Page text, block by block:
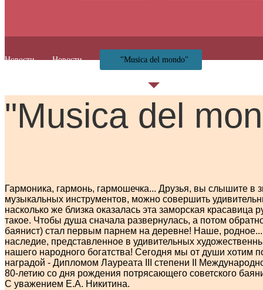
Новости Новости "Musica del mondo"
"Musica del
Гармоника, гармонь, гармошечка... Друзья, вы слышите в
музыкальных инструментов, можно совершить
насколько же близка оказалась эта заморская
такое. Чтобы душа сначала развернулась, а потом
баянист) стал первым парнем на деревне! Наше, родное...
наследие, представленное в удивительных
нашего народного богатства! Сегодня мы от души хотим
наградой - Дипломом Лауреата III степени II
80-летию со дня рождения потрясающего советского
С уважением Е.А. Никитина.